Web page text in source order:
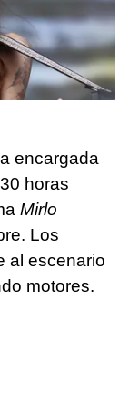
la encargada
horas
Mirlo
Los
al escenario
motores.